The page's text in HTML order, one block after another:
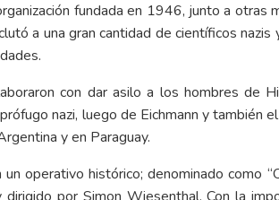
fundada en 1946, junto a otras
a una gran cantidad de científicos
con dar asilo a los hombres de
nazi, luego de Eichmann y también
y en Paraguay.
operativo histórico; denominado como